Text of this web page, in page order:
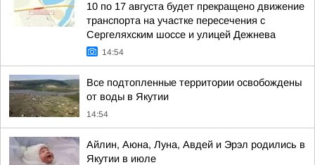
10 по 17 августа будет прекращено движение
транспорта на участке пересечения с
Сергеляхским шоссе и улицей Дежнева
14:54
Все подтопленные территории освобождены
от воды в Якутии
14:54
Айлин, Аюна, Луна, Авдей и Эрэл родились в
Якутии в июле